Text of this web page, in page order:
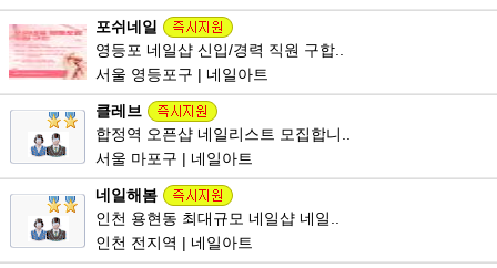
포쉬네일
영등포 네일샵 신입/경력 직원 구합..
서울 영등포구 | 네일아트
클레브
합정역 오픈샵 네일리스트 모집합니..
서울 마포구 | 네일아트
네일해봄
인천 용현동 최대규모 네일샵 네일..
인천 전지역 | 네일아트